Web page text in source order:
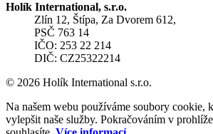
Holík International, s.r.o.
Zlín 12, Štípa, Za Dvorem 612,
PSČ 763 14
IČO: 253 22 214
DIČ: CZ25322214
© 2026 Holík International s.r.o.
Na našem webu používáme soubory cookie,
vylepšit naše služby. Pokračováním v